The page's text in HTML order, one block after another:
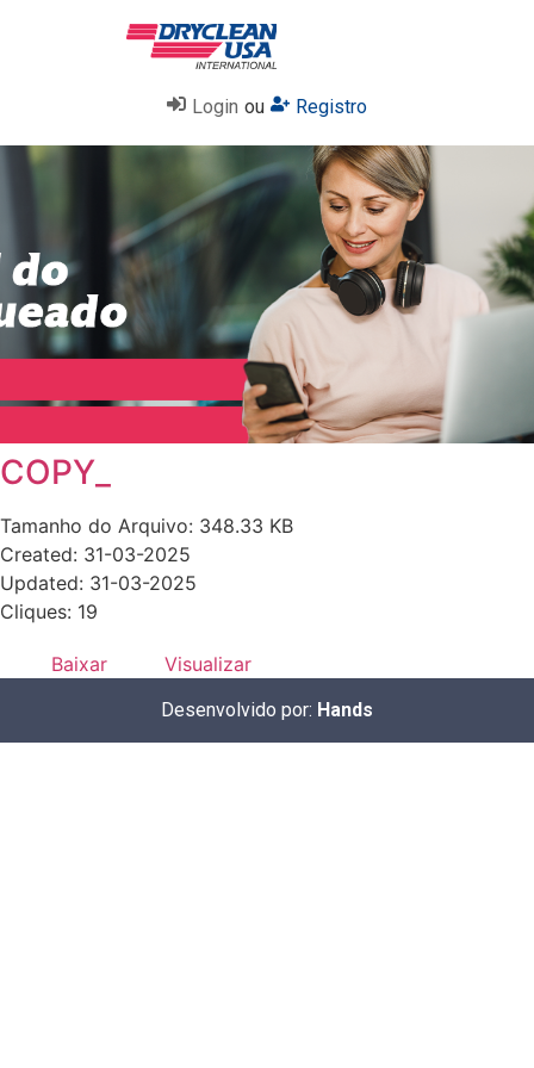
Login ou Registro
COPY_
Tamanho do Arquivo: 348.33 KB
Created: 31-03-2025
Updated: 31-03-2025
Cliques: 19
Baixar Visualizar
Desenvolvido por: Hands